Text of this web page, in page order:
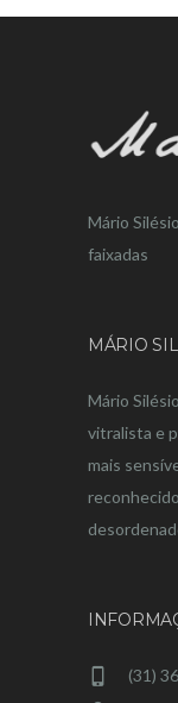
Mário
faixadas
MÁRIO
Mário
vitralista e
mais
(31)